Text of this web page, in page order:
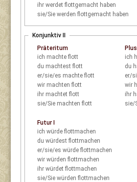
ihr
werdet flottgemacht haben
sie/Sie
werden flottgemacht haben
Konjunktiv II
Präteritum
ich machte flott
du machtest flott
er/sie/es machte flott
wir machten flott
ihr machtet flott
sie/Sie machten flott
ich
du
er/
wir
ihr
sie/
Futur I
ich würde flottmachen
du würdest flottmachen
er/sie/es würde flottmachen
wir würden flottmachen
ihr würdet flottmachen
sie/Sie würden flottmachen